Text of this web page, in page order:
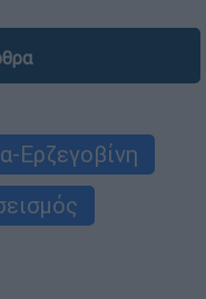
Ερζεγοβίνη